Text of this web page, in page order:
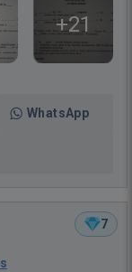
+21
WhatsApp
7